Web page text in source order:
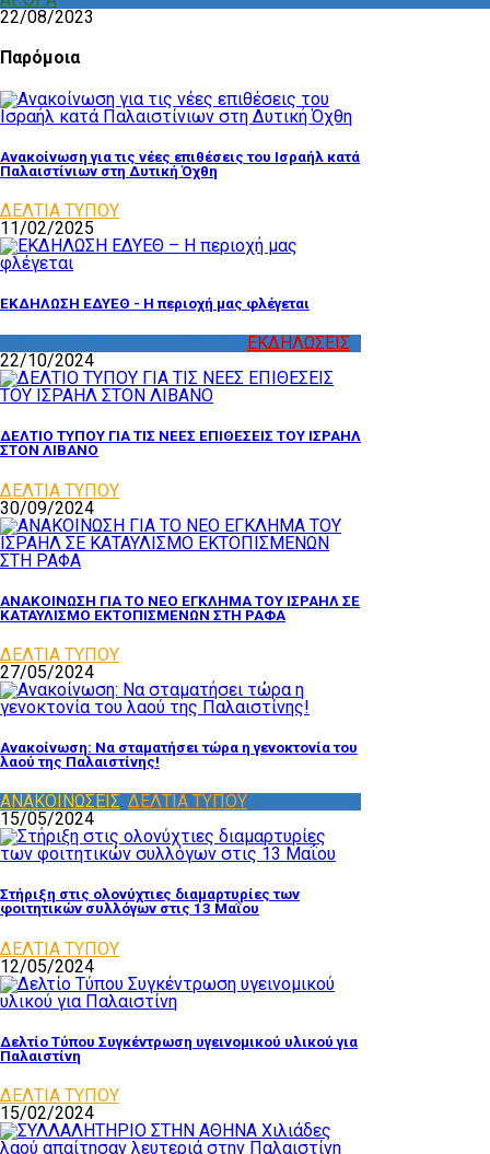
22/08/2023
Παρόμοια
Ανακοίνωση για τις νέες επιθέσεις του Ισραήλ κατά
Παλαιστίνιων στη Δυτική Όχθη
ΔΕΛΤΙΑ ΤΥΠΟΥ
11/02/2025
ΕΚΔΗΛΩΣΗ ΕΔΥΕΘ - Η περιοχή μας φλέγεται
ΕΚΔΗΛΩΣΕΙΣ
22/10/2024
ΔΕΛΤΙΟ ΤΥΠΟΥ ΓΙΑ ΤΙΣ ΝΕΕΣ ΕΠΙΘΕΣΕΙΣ ΤΟΥ ΙΣΡΑΗΛ
ΣΤΟΝ ΛΙΒΑΝΟ
ΔΕΛΤΙΑ ΤΥΠΟΥ
30/09/2024
ΑΝΑΚΟΙΝΩΣΗ ΓΙΑ ΤΟ ΝΕΟ ΕΓΚΛΗΜΑ ΤΟΥ ΙΣΡΑΗΛ ΣΕ
ΚΑΤΑΥΛΙΣΜΟ ΕΚΤΟΠΙΣΜΕΝΩΝ ΣΤΗ ΡΑΦΑ
ΔΕΛΤΙΑ ΤΥΠΟΥ
27/05/2024
Ανακοίνωση: Να σταματήσει τώρα η γενοκτονία του
λαού της Παλαιστίνης!
ΑΝΑΚΟΙΝΩΣΕΙΣ ΔΕΛΤΙΑ ΤΥΠΟΥ
15/05/2024
Στήριξη στις ολονύχτιες διαμαρτυρίες των
φοιτητικών συλλόγων στις 13 Μαΐου
ΔΕΛΤΙΑ ΤΥΠΟΥ
12/05/2024
Δελτίο Τύπου Συγκέντρωση υγεινομικού υλικού για
Παλαιστίνη
ΔΕΛΤΙΑ ΤΥΠΟΥ
15/02/2024